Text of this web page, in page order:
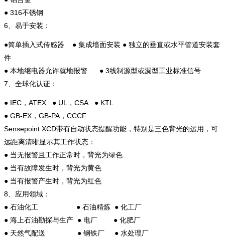
● 316不锈钢
6、易于安装：
●简单插入式传感器 ● 集成墙面安装 ● 独立的垂直或水平管道安装套
件
● 本地继电器允许就地报警 ● 3线制源型或漏型工业标准信号
7、全球化认证：
● IEC，ATEX ● UL，CSA ● KTL
● GB-EX，GB-PA，CCCF
Sensepoint XCD带有自动状态提醒功能，特别是三色背光的运用，可
远距离清晰显示其工作状态：
● 当无报警且工作正常时，背光为绿色
● 当有故障发生时，背光为黄色
● 当有报警产生时，背光为红色
8、应用领域：
● 石油化工 ● 石油精炼 ● 化工厂
● 海上石油勘探与生产 ● 电厂 ● 化肥厂
● 天然气配送 ● 钢铁厂 ● 水处理厂